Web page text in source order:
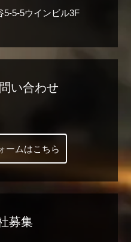
5-5-5ウインビル3F
い合わせ
ームはこちら
募集